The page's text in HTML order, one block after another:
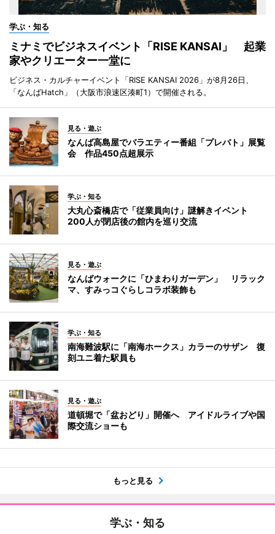
学ぶ・知る
ミナミでビジネスイベント「RISE KANSAI」 起業
家やクリエーター一堂に
ビジネス・カルチャーイベント「RISE KANSAI 2026」が8月26日、
「なんばHatch」（大阪市浪速区湊町1）で開催される。
見る・遊ぶ
なんば高島屋でバラエティー番組「プレバト」展覧
会 作品450点超展示
学ぶ・知る
大丸心斎橋店で「従業員向け」謎解きイベント
200人が閉店後の館内を巡り交流
見る・遊ぶ
なんばウォークに「ひまわりガーデン」 リラック
マ、すみっコぐらしコラボ装飾も
学ぶ・知る
南海難波駅に「南海ホークス」カラーのサザン 復
刻ユニ着た駅員も
見る・遊ぶ
道頓堀で「盆おどり」開催へ アイドルライブや国
際交流ショーも
もっと見る
学ぶ・知る